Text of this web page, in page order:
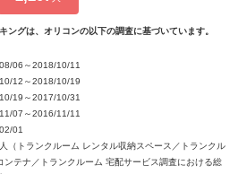
ングは、オリコンの以下の調査に基づいています。
06～2018/10/11
12～2018/10/19
19～2017/10/31
07～2016/11/11
01
（トランクルーム レンタル収納スペース／トランクル
ンテナ／トランクルーム 宅配サービス調査における総